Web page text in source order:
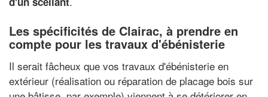
Les spécificités de Clairac, à prendre en
compte pour les travaux d'ébénisterie
Il serait fâcheux que vos travaux d'ébénisterie en
extérieur (réalisation ou réparation de placage bois sur